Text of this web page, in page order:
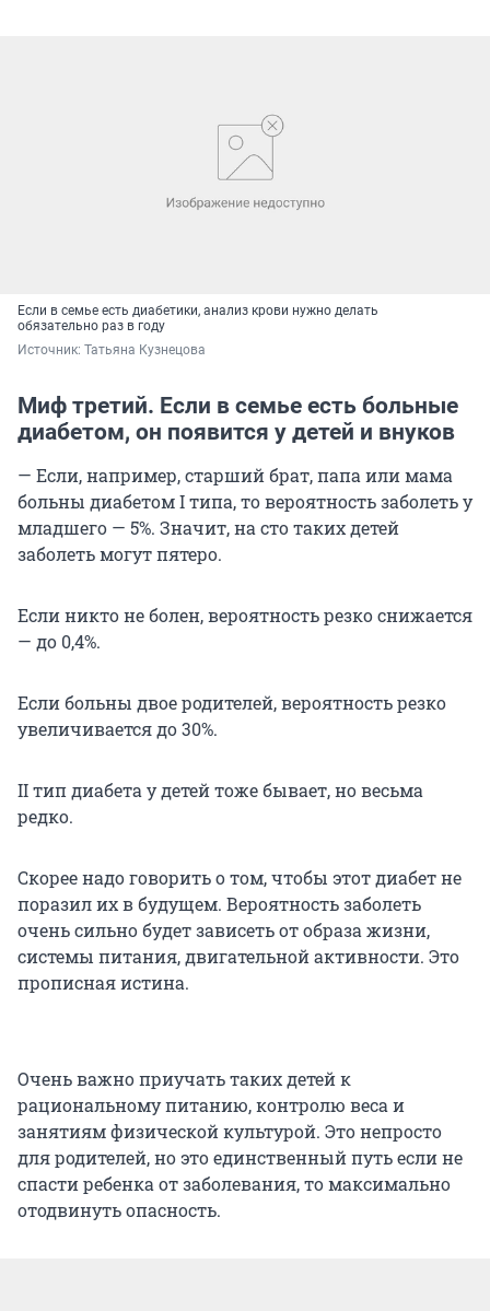
Если в семье есть диабетики, анализ крови нужно делать
обязательно раз в году
Источник: Татьяна Кузнецова
Миф третий. Если в семье есть больные
диабетом, он появится у детей и внуков
— Если, например, старший брат, папа или мама
больны диабетом I типа, то вероятность заболеть у
младшего — 5%. Значит, на сто таких детей
заболеть могут пятеро.
Если никто не болен, вероятность резко снижается
— до 0,4%.
Если больны двое родителей, вероятность резко
увеличивается до 30%.
II тип диабета у детей тоже бывает, но весьма
редко.
Скорее надо говорить о том, чтобы этот диабет не
поразил их в будущем. Вероятность заболеть
очень сильно будет зависеть от образа жизни,
системы питания, двигательной активности. Это
прописная истина.
Очень важно приучать таких детей к
рациональному питанию, контролю веса и
занятиям физической культурой. Это непросто
для родителей, но это единственный путь если не
спасти ребенка от заболевания, то максимально
отодвинуть опасность.